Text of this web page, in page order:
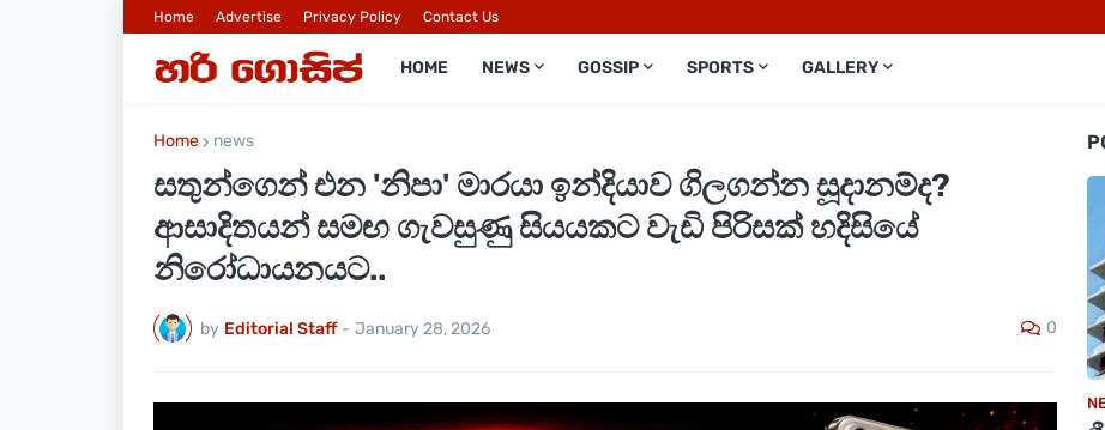
Home Advertise Privacy Policy Contact Us
HOME NEWS GOSSIP SPORTS GALLERY
Home news
සතුන්ගෙන් එන 'නිපා' මාරයා ඉන්දියාව ගිලගන්න සූදානම්ද?
ආසාදිතයන් සමඟ ගැවසුණු සියයකට වැඩි පිරිසක් හදිසියේ
නිරෝධායනයට..
by Editorial Staff - January 28, 2026 0